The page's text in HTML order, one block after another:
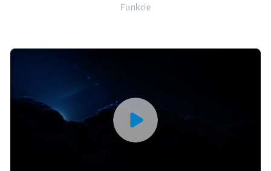
Funkcie